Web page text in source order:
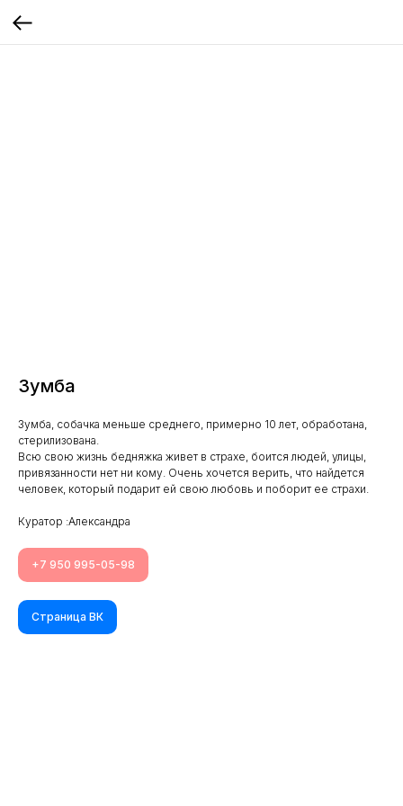
Зумба
Зумба, собачка меньше среднего, примерно 10 лет, обработана,
стерилизована.
Всю свою жизнь бедняжка живет в страхе, боится людей, улицы,
привязанности нет ни кому. Очень хочется верить, что найдется
человек, который подарит ей свою любовь и поборит ее страхи.
Куратор :Александра
+7 950 995-05-98
Страница ВК